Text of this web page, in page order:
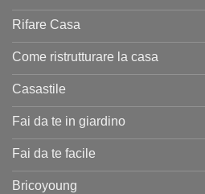
Rifare Casa
Come ristrutturare la casa
Casastile
Fai da te in giardino
Fai da te facile
Bricoyoung